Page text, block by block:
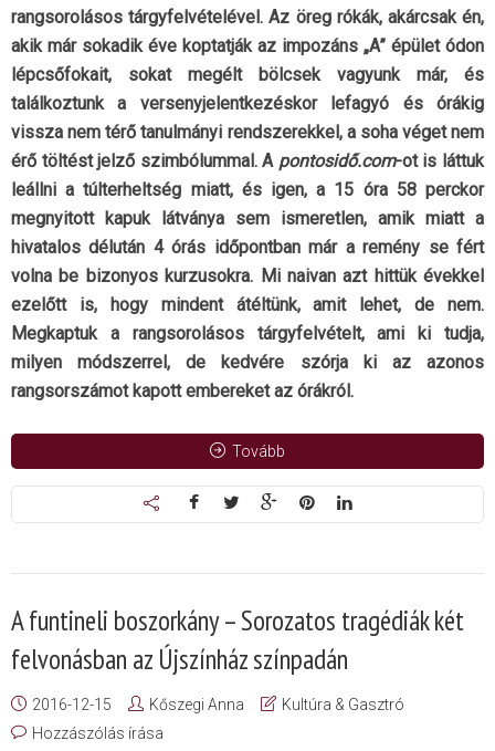
rangsorolásos tárgyfelvételével. Az öreg rókák, akárcsak én,
akik már sokadik éve koptatják az impozáns „A” épület ódon
lépcsőfokait, sokat megélt bölcsek vagyunk már, és
találkoztunk a versenyjelentkezéskor lefagyó és órákig
vissza nem térő tanulmányi rendszerekkel, a soha véget nem
érő töltést jelző szimbólummal. A pontosidő.com-ot is láttuk
leállni a túlterheltség miatt, és igen, a 15 óra 58 perckor
megnyitott kapuk látványa sem ismeretlen, amik miatt a
hivatalos délután 4 órás időpontban már a remény se fért
volna be bizonyos kurzusokra. Mi naivan azt hittük évekkel
ezelőtt is, hogy mindent átéltünk, amit lehet, de nem.
Megkaptuk a rangsorolásos tárgyfelvételt, ami ki tudja,
milyen módszerrel, de kedvére szórja ki az azonos
rangsorszámot kapott embereket az órákról.
Tovább
A funtineli boszorkány – Sorozatos tragédiák két
felvonásban az Újszínház színpadán
2016-12-15 Kőszegi Anna
Kultúra & Gasztró
Hozzászólás írása